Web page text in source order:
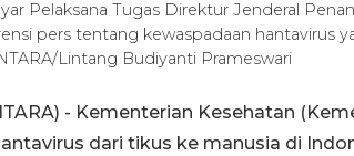
Pelaksana Tugas Direktur Jenderal
pers tentang kewaspadaan hantavirus
Lintang Budiyanti Prameswari
- Kementerian Kesehatan
dari tikus ke manusia di